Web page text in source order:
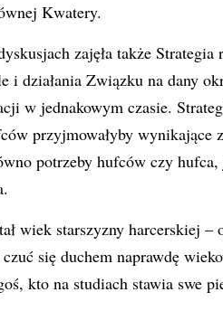
Kwatery.
zajęła także
i działania Związku na dany
w jednakowym czasie.
przyjmowałyby wynikające
potrzeby hufców czy
wiek starszyzny harcerskiej
czuć się duchem naprawdę
kto na studiach stawia swe